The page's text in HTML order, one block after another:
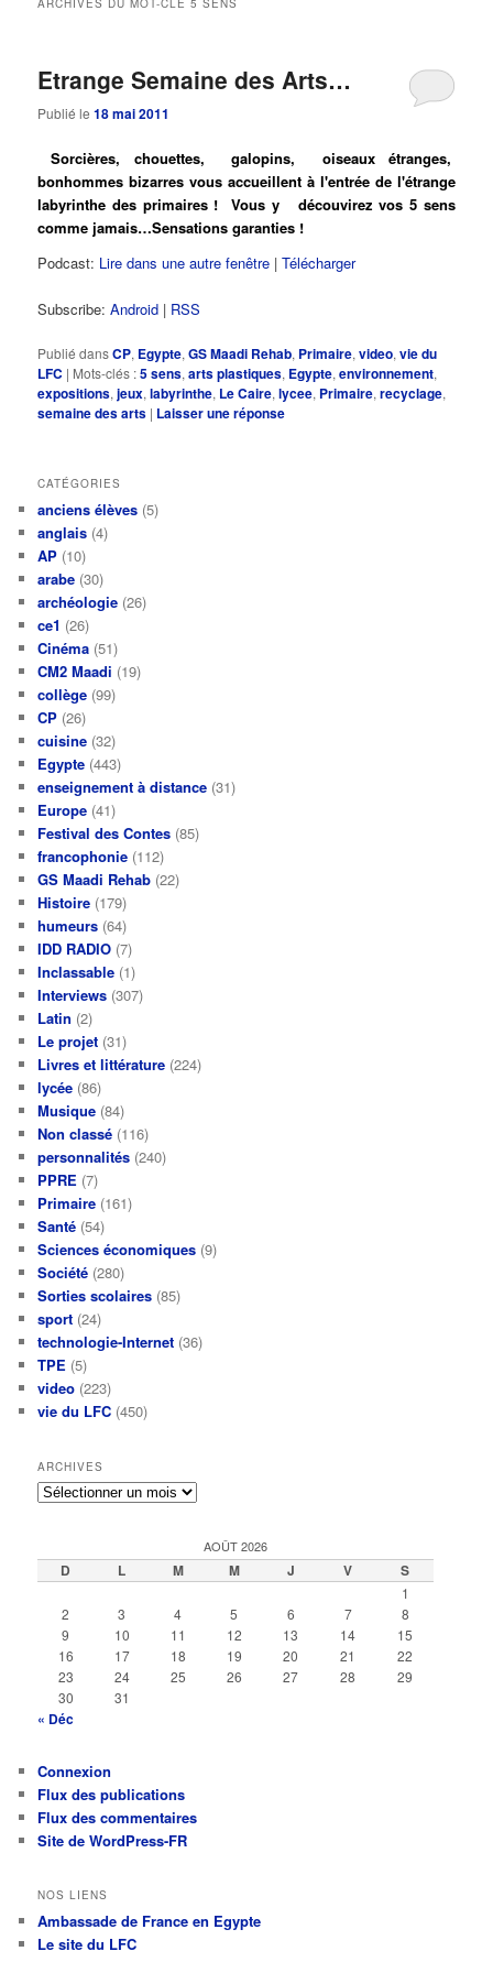
ARCHIVES DU MOT-CLÉ5 SENS
Etrange Semaine des Arts…
Publié le18 mai 2011
Sorcières, chouettes, galopins, oiseaux étranges,
bonhommes bizarres vous accueillent à l'entrée de l'étrange
labyrinthe des primaires ! Vous y découvirez vos 5 sens
comme jamais…Sensations garanties !
Podcast: Lire dans une autre fenêtre |Télécharger
Subscribe:Android | RSS
Publié dansCP, Egypte,GS Maadi Rehab, Primaire,video,vie du
LFC | Mots-clés :5 sens,arts plastiques, Egypte,environnement,
expositions,jeux,labyrinthe, Le Caire,lycee, Primaire,recyclage,
semaine des arts | Laisser une réponse
CATÉGORIES
anciens élèves (5)
anglais (4)
AP (10)
arabe (30)
archéologie (26)
ce1 (26)
Cinéma (51)
CM2 Maadi (19)
collège (99)
CP (26)
cuisine (32)
Egypte (443)
enseignement à distance (31)
Europe (41)
Festival des Contes (85)
francophonie (112)
GS Maadi Rehab (22)
Histoire (179)
humeurs (64)
IDD RADIO (7)
Inclassable (1)
Interviews (307)
Latin (2)
Le projet (31)
Livres et littérature (224)
lycée (86)
Musique (84)
Non classé (116)
personnalités (240)
PPRE (7)
Primaire (161)
Santé (54)
Sciences économiques (9)
Société (280)
Sorties scolaires (85)
sport (24)
technologie-Internet (36)
TPE (5)
video (223)
vie du LFC (450)
ARCHIVES
Archives
AOÛT 2026
D L M M J V S
1
2
3 4 5 6 7
8
9
10 11 12 13 14
15
16
17 18 19 20 21
22
23
24 25 26 27 28
29
30
31
« Déc
Connexion
Flux des publications
Flux des commentaires
Site de WordPress-FR
NOS LIENS
Ambassade de France en Egypte
Le site du LFC